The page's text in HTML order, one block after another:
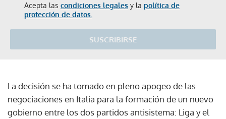
Acepta las condiciones legales y la política de
protección de datos.
SUSCRIBIRSE
La decisión se ha tomado en pleno apogeo de las
negociaciones en Italia para la formación de un nuevo
gobierno entre los dos partidos antisistema: Liga y el